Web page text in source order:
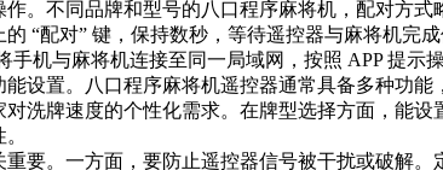
。不同品牌和型号的八口程序麻将机，配对方
“配对” 键，保持数秒，等待遥控器与麻将机
手机与麻将机连接至同一局域网，按照 APP 提示
设置。八口程序麻将机遥控器通常具备多种功
洗牌速度的个性化需求。在牌型选择方面，能
要。一方面，要防止遥控器信号被干扰或破解